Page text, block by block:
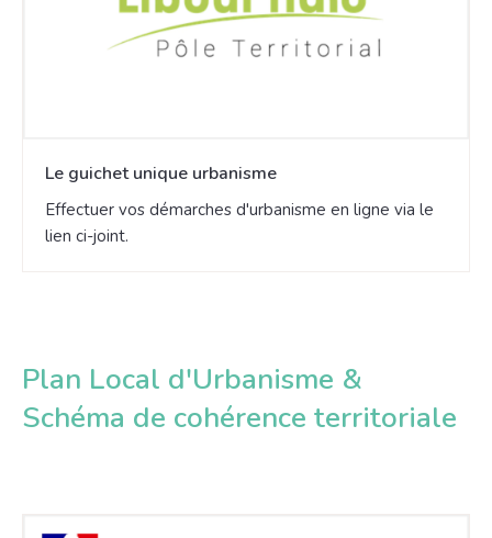
Le guichet unique urbanisme
Effectuer vos démarches d'urbanisme en ligne via le
lien ci-joint.
Plan Local d'Urbanisme &
Schéma de cohérence territoriale